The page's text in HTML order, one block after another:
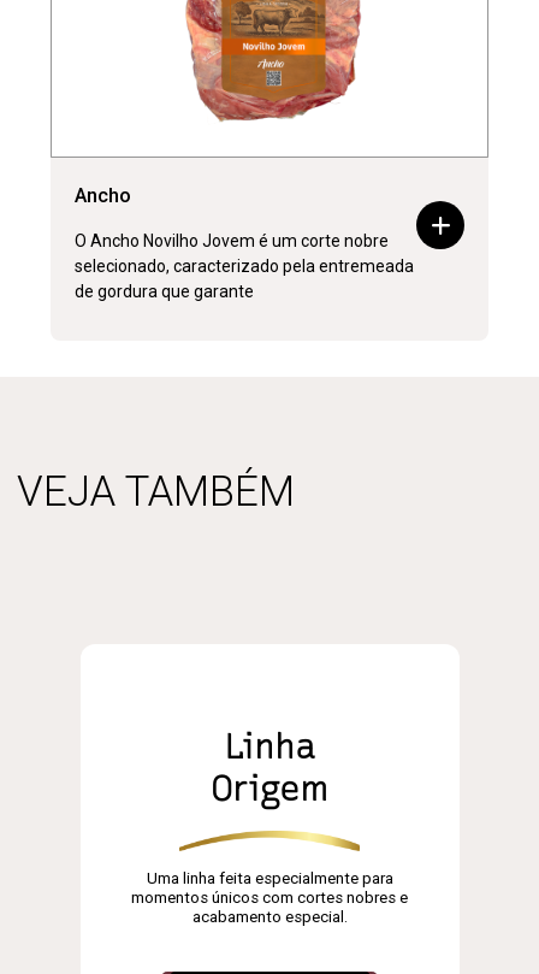
Ancho
O Ancho Novilho Jovem é um corte nobre
selecionado, caracterizado pela entremeada
de gordura que garante
VEJA TAMBÉM
Linha
Origem
Uma linha feita especialmente para
momentos únicos com cortes nobres e
acabamento especial.